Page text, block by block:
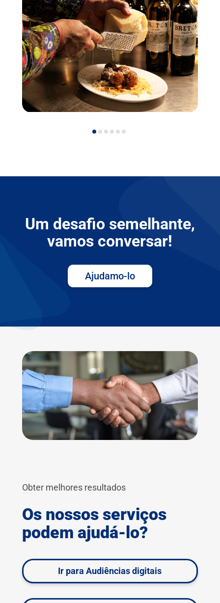
Um desafio semelhante,
vamos conversar!
Ajudamo-lo
Obter melhores resultados
Os nossos serviços
podem ajudá-lo?
Ir para Audiências digitais